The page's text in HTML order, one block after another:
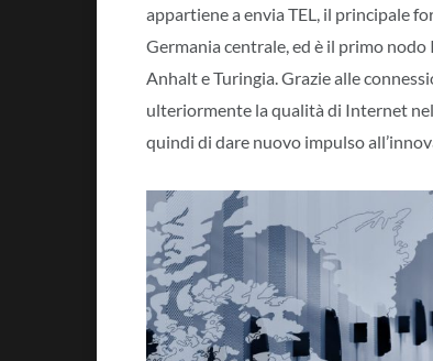
appartiene a envia TEL, il principale
Germania centrale, ed è il primo
Anhalt e Turingia. Grazie alle
ulteriormente la qualità di Internet
quindi di dare nuovo impulso